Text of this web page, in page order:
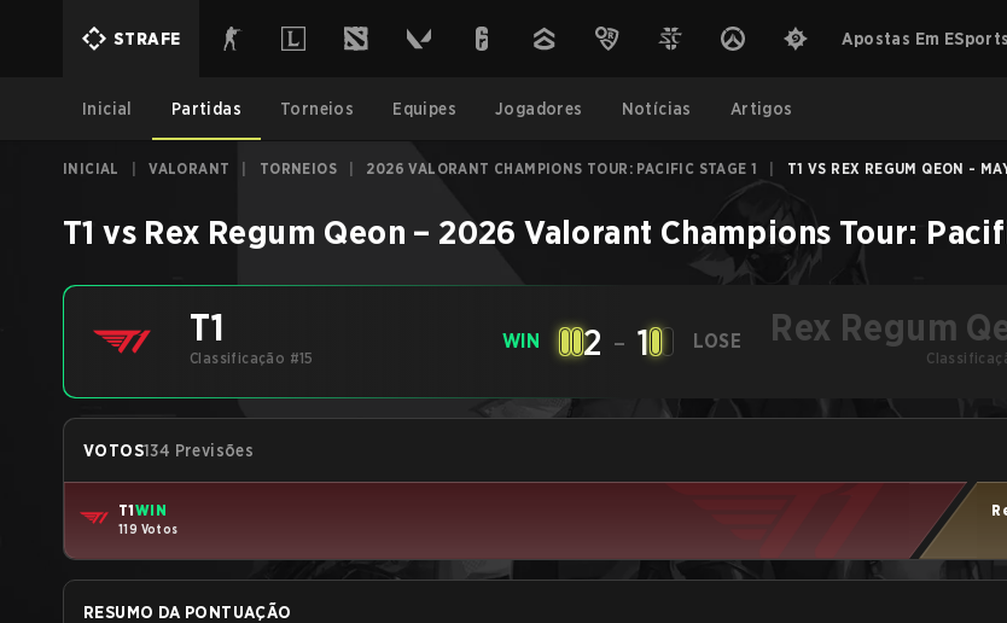
STRAFE Apostas Em ESports
Inicial Partidas Torneios Equipes Jogadores Notícias Artigos
INICIAL VALORANT TORNEIOS 2026 VALORANT CHAMPIONS TOUR: PACIFIC STAGE 1 T1 VS REX REGUM QEON -
T1 vs Rex Regum Qeon – 2026 Valorant Champions Tour:
T1
Classificação #15
WIN 2 - 1 LOSE Rex Regum
VOTOS134 Previsões
T1WIN
119 Votos
RESUMO DA PONTUAÇÃO